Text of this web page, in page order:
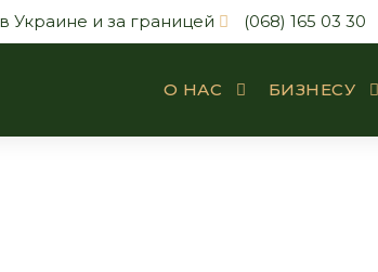
и за границей (068) 165 03 30
О НАС БИЗНЕСУ